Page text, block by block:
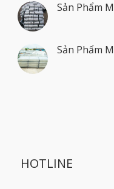
Sản Phẩm
Sản Phẩm
HOTLINE